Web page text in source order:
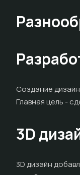
Создание
Главная цель -
3D
3D дизайн